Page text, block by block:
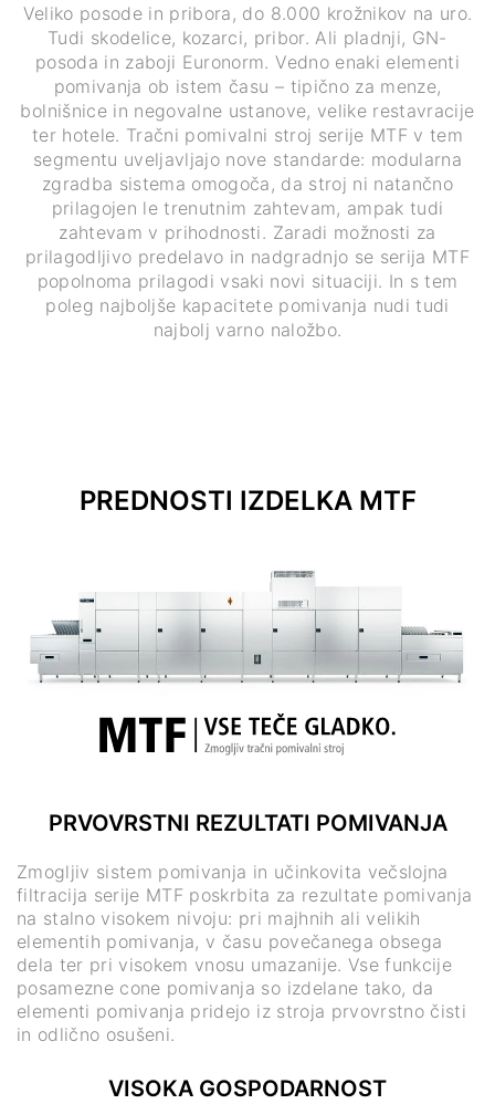
Veliko posode in pribora, do 8.000 krožnikov na uro.
Tudi skodelice, kozarci, pribor. Ali pladnji, GN-
posoda in zaboji Euronorm. Vedno enaki elementi
pomivanja ob istem času – tipično za menze,
bolnišnice in negovalne ustanove, velike restavracije
ter hotele. Tračni pomivalni stroj serije MTF v tem
segmentu uveljavljajo nove standarde: modularna
zgradba sistema omogoča, da stroj ni natančno
prilagojen le trenutnim zahtevam, ampak tudi
zahtevam v prihodnosti. Zaradi možnosti za
prilagodljivo predelavo in nadgradnjo se serija MTF
popolnoma prilagodi vsaki novi situaciji. In s tem
poleg najboljše kapacitete pomivanja nudi tudi
najbolj varno naložbo.
PREDNOSTI IZDELKA MTF
PRVOVRSTNI REZULTATI POMIVANJA
Zmogljiv sistem pomivanja in učinkovita večslojna
filtracija serije MTF poskrbita za rezultate pomivanja
na stalno visokem nivoju: pri majhnih ali velikih
elementih pomivanja, v času povečanega obsega
dela ter pri visokem vnosu umazanije. Vse funkcije
posamezne cone pomivanja so izdelane tako, da
elementi pomivanja pridejo iz stroja prvovrstno čisti
in odlično osušeni.
VISOKA GOSPODARNOST